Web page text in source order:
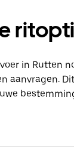
in Rutten
aanvragen.